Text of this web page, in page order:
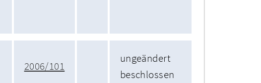
2006/101
ungeändert
beschlossen